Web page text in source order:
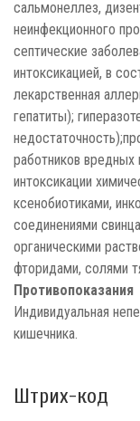
сальмонеллез,
неинфекционного
септические
интоксикацией, в
лекарственная
гепатиты);
работников
интоксикации
ксенобиотиками,
соединениями
органическими
фторидами, солями
Противопоказания
Индивидуальная
кишечника.
Штрих-код